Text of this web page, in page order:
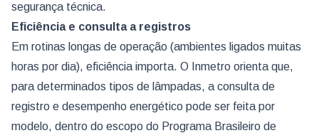
segurança técnica.
Eficiência e consulta a registros
Em rotinas longas de operação (ambientes ligados muitas
horas por dia), eficiência importa. O Inmetro orienta que,
para determinados tipos de lâmpadas, a consulta de
registro e desempenho energético pode ser feita por
modelo, dentro do escopo do Programa Brasileiro de